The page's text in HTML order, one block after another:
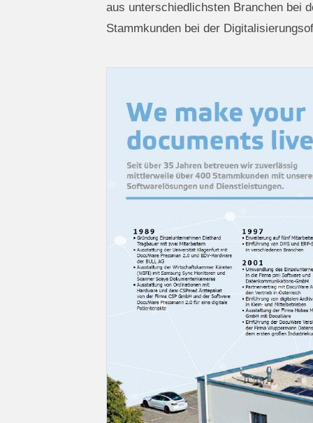
aus unterschiedlichsten Branchen bei
Stammkunden bei der